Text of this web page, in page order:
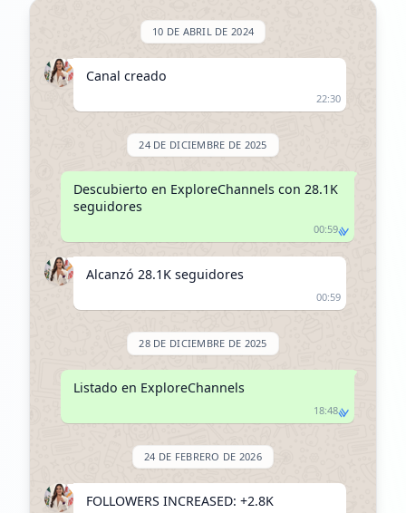
10 DE ABRIL DE 2024
Canal creado
22:30
24 DE DICIEMBRE DE 2025
Descubierto en ExploreChannels con 28.1K
seguidores
00:59
Alcanzó 28.1K seguidores
00:59
28 DE DICIEMBRE DE 2025
Listado en ExploreChannels
18:48
24 DE FEBRERO DE 2026
FOLLOWERS INCREASED: +2.8K